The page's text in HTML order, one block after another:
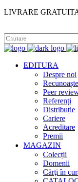
LIVRARE
EDITURA
Despre noi
Peer
Referenți
Distribuție
Cariere
Acreditare
Premii
MAGAZIN
Colecții
Domenii
Cărţi în